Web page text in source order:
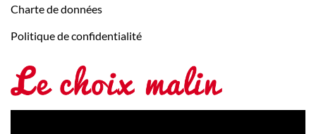
Charte de données
Politique de confidentialité